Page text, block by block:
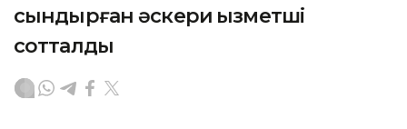
сындырған әскери қызметші
сотталды